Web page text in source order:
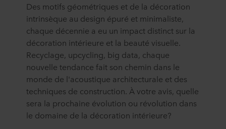
Des motifs géométriques et de la décoration
intrinsèque au design épuré et minimaliste,
chaque décennie a eu un impact distinct sur la
décoration intérieure et la beauté visuelle.
Recyclage, upcycling, big data, chaque
nouvelle tendance fait son chemin dans le
monde de l'acoustique architecturale et des
techniques de construction. À votre avis, quelle
sera la prochaine évolution ou révolution dans
le domaine de la décoration intérieure?